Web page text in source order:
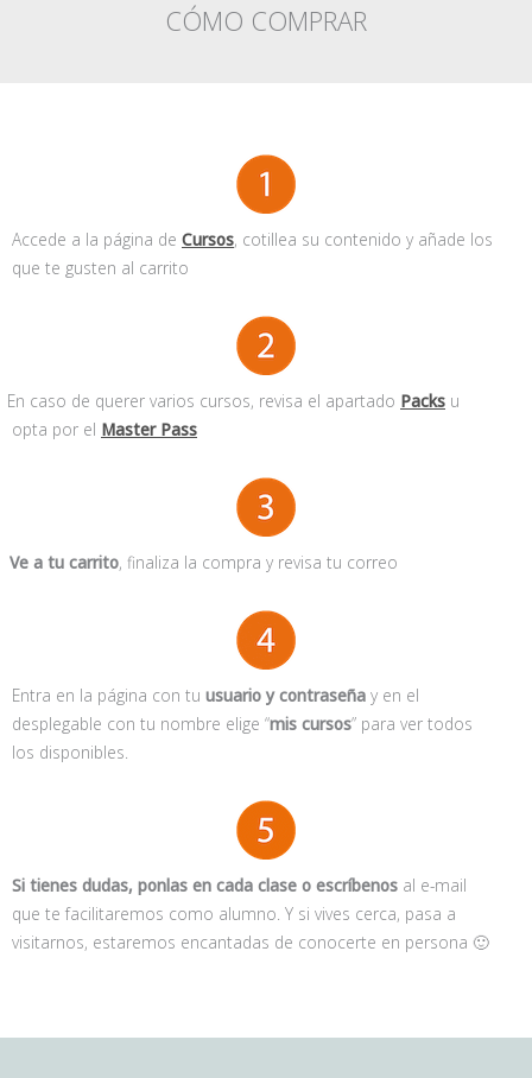
CÓMO COMPRAR
Accede a la página de Cursos, cotillea su contenido y añade los
que te gusten al carrito
En caso de querer varios cursos, revisa el apartado Packs u
opta por el Master Pass
Ve a tu carrito, finaliza la compra y revisa tu correo
Entra en la página con tu usuario y contraseña y en el
desplegable con tu nombre elige “mis cursos” para ver todos
los disponibles.
Si tienes dudas, ponlas en cada clase o escríbenos al e-mail
que te facilitaremos como alumno. Y si vives cerca, pasa a
visitarnos, estaremos encantadas de conocerte en persona 🙂